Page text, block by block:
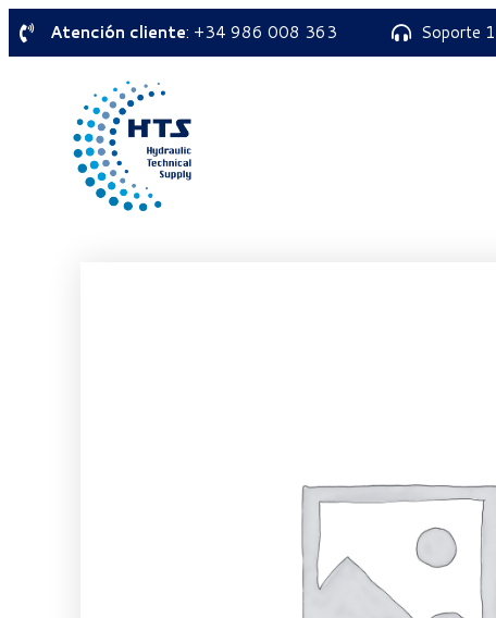
Atención cliente: +34 986 008 363 Soporte